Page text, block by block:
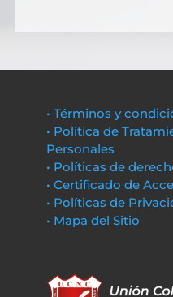
• Términos y
• Política de
Personales
• Políticas de
• Certificado de
• Políticas de
• Mapa del Sitio